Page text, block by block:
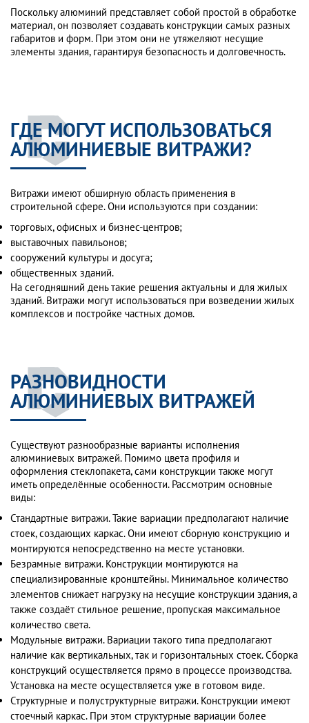
Поскольку алюминий представляет собой простой в обработке
материал, он позволяет создавать конструкции самых разных
габаритов и форм. При этом они не утяжеляют несущие
элементы здания, гарантируя безопасность и долговечность.
ГДЕ МОГУТ ИСПОЛЬЗОВАТЬСЯ
АЛЮМИНИЕВЫЕ ВИТРАЖИ?
Витражи имеют обширную область применения в
строительной сфере. Они используются при создании:
торговых, офисных и бизнес-центров;
выставочных павильонов;
сооружений культуры и досуга;
общественных зданий.
На сегодняшний день такие решения актуальны и для жилых
зданий. Витражи могут использоваться при возведении жилых
комплексов и постройке частных домов.
РАЗНОВИДНОСТИ
АЛЮМИНИЕВЫХ ВИТРАЖЕЙ
Существуют разнообразные варианты исполнения
алюминиевых витражей. Помимо цвета профиля и
оформления стеклопакета, сами конструкции также могут
иметь определённые особенности. Рассмотрим основные
виды:
Стандартные витражи. Такие вариации предполагают наличие
стоек, создающих каркас. Они имеют сборную конструкцию и
монтируются непосредственно на месте установки.
Безрамные витражи. Конструкции монтируются на
специализированные кронштейны. Минимальное количество
элементов снижает нагрузку на несущие конструкции здания, а
также создаёт стильное решение, пропуская максимальное
количество света.
Модульные витражи. Вариации такого типа предполагают
наличие как вертикальных, так и горизонтальных стоек. Сборка
конструкций осуществляется прямо в процессе производства.
Установка на месте осуществляется уже в готовом виде.
Структурные и полуструктурные витражи. Конструкции имеют
стоечный каркас. При этом структурные вариации более